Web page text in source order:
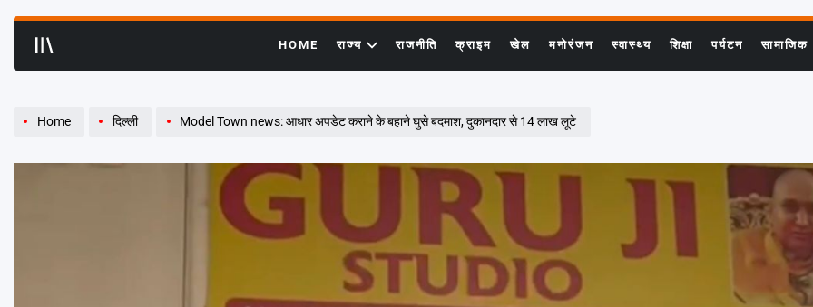
HOME राज्य राजनीति क्राइम खेल मनोरंजन स्वास्थ्य शिक्षा पर्यटन सामाजिक
Home दिल्ली Model Town news: आधार अपडेट कराने के बहाने घुसे बदमाश, दुकानदार से 14 लाख लूटे